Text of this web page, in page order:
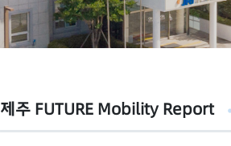
제주 FUTURE Mobility Report